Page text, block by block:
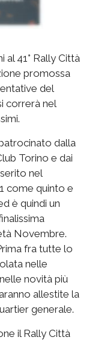
al 41° Rally Città
promossa
del
correrà nel
dalla
Torino e dai
nel
come quinto e
è quindi un
Novembre.
fra tutte lo
nelle
novità più
allestite la
generale.
il Rally Città